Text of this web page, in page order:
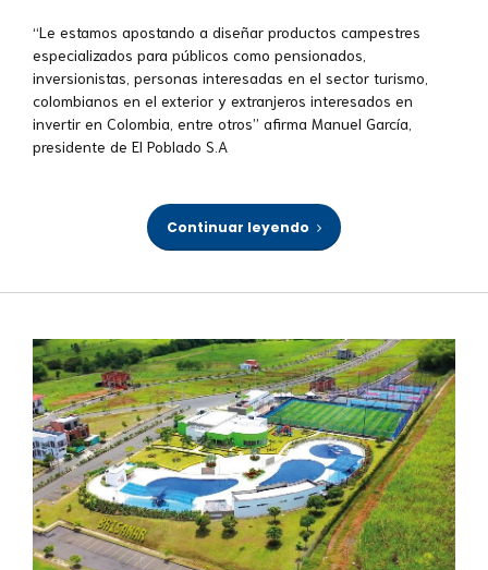
“Le estamos apostando a diseñar productos campestres
especializados para públicos como pensionados,
inversionistas, personas interesadas en el sector turismo,
colombianos en el exterior y extranjeros interesados en
invertir en Colombia, entre otros’’ afirma Manuel García,
presidente de El Poblado S.A
Continuar leyendo